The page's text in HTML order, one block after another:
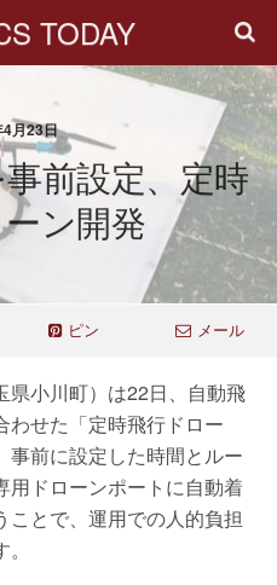
TODAY
月23日
前設定、定時
ン開発
ピン メール
県小川町）は22日、自動飛
わせた「定時飛行ドロー
事前に設定した時間とルー
用ドローンポートに自動着
とで、運用での人的負担